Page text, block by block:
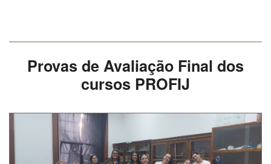
FORmaESAQ
@parlamentodosjovens_esaq
@esaq.erasmus
@oficina.do.largo
Provas de Avaliação Final dos
cursos PROFIJ